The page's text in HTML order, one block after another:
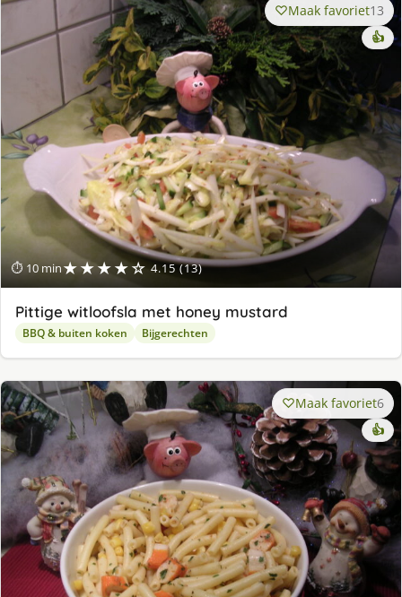
⏱ 10 min★★★★☆ 4.15 (13)
Maak favoriet13
👍
Pittige witloofsla met honey mustard
BBQ & buiten koken Bijgerechten
Maak favoriet6
👍